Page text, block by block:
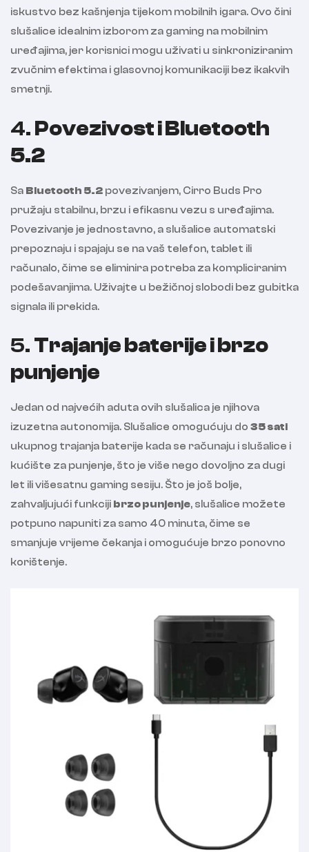
iskustvo bez kašnjenja tijekom mobilnih igara. Ovo čini
slušalice idealnim izborom za gaming na mobilnim
uređajima, jer korisnici mogu uživati u sinkroniziranim
zvučnim efektima i glasovnoj komunikaciji bez ikakvih
smetnji.
4. Povezivost i Bluetooth
5.2
Sa Bluetooth 5.2 povezivanjem, Cirro Buds Pro
pružaju stabilnu, brzu i efikasnu vezu s uređajima.
Povezivanje je jednostavno, a slušalice automatski
prepoznaju i spajaju se na vaš telefon, tablet ili
računalo, čime se eliminira potreba za kompliciranim
podešavanjima. Uživajte u bežičnoj slobodi bez gubitka
signala ili prekida.
5. Trajanje baterije i brzo
punjenje
Jedan od najvećih aduta ovih slušalica je njihova
izuzetna autonomija. Slušalice omogućuju do 35 sati
ukupnog trajanja baterije kada se računaju i slušalice i
kućište za punjenje, što je više nego dovoljno za dugi
let ili višesatnu gaming sesiju. Što je još bolje,
zahvaljujući funkciji brzo punjenje, slušalice možete
potpuno napuniti za samo 40 minuta, čime se
smanjuje vrijeme čekanja i omogućuje brzo ponovno
korištenje.